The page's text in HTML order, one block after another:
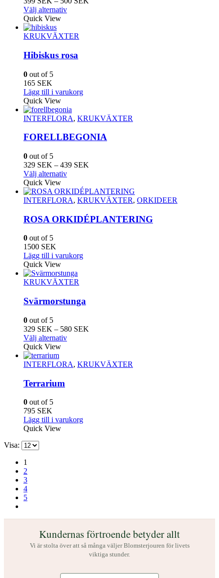
kan
väljas
produktsidan
Välj alternativDen
har
varianter.
De
kan
väljas
på
produktsidan
Quick View
KRUKVÄXTER
Hibiskus rosa
0 out of 5
165 SEK
Lägg till i varukorg
Quick View
INTERFLORA, KRUKVÄXTER
FORELLBEGONIA
0 out of 5
329 SEK – 439 SEK
till
439
Välj alternativDen
produkten
har
varianter.
De
kan
väljas
på
produktsidan
Quick View
INTERFLORA, KRUKVÄXTER, ORKIDEER
ROSA ORKIDÉPLANTERING
0 out of 5
1500 SEK
Lägg till i varukorg
Quick View
KRUKVÄXTER
Svärmorstunga
0 out of 5
329 SEK – 580 SEK
580
Välj alternativDen
har
kan
väljas
Quick View
INTERFLORA, KRUKVÄXTER
Terrarium
0 out of 5
795 SEK
Lägg till i varukorg
Quick View
Visa:
1
2
3
4
5
Kundernas förtroende betyder allt
Vi är stolta över att så många väljer Blomsterjouren för livets
viktiga stunder.